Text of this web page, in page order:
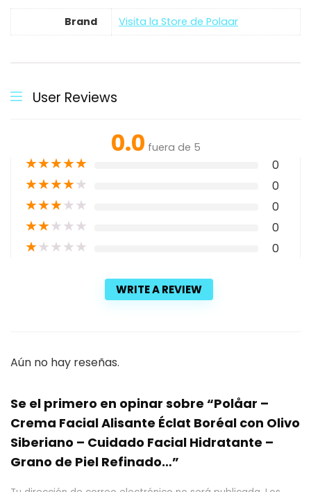
Brand Visita la Store de Polaar
User Reviews
0.0 fuera de 5
★★★★★ 0
★★★★★ 0
★★★★★ 0
★★★★★ 0
★★★★★ 0
WRITE A REVIEW
Aún no hay reseñas.
Se el primero en opinar sobre “Polåar –
Crema Facial Alisante Éclat Boréal con Olivo
Siberiano – Cuidado Facial Hidratante –
Grano de Piel Refinado…”